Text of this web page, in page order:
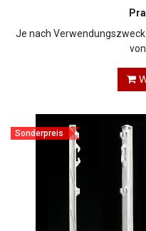
Je nach
Sonderpreis